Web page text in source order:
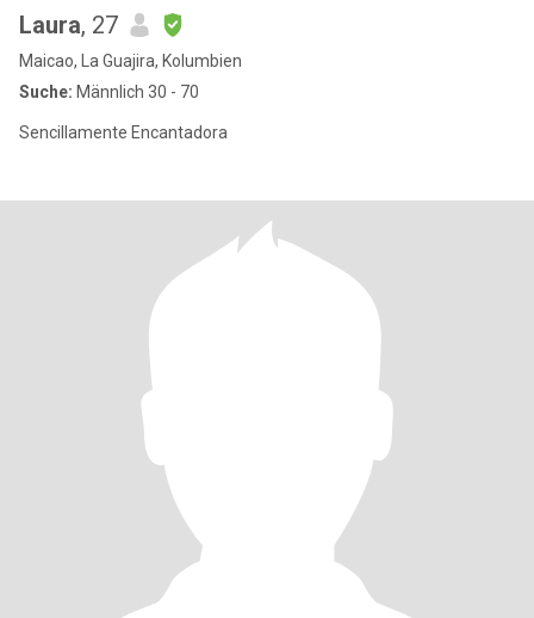
Laura, 27
Maicao, La Guajira, Kolumbien
Suche: Männlich 30 - 70
Sencillamente Encantadora